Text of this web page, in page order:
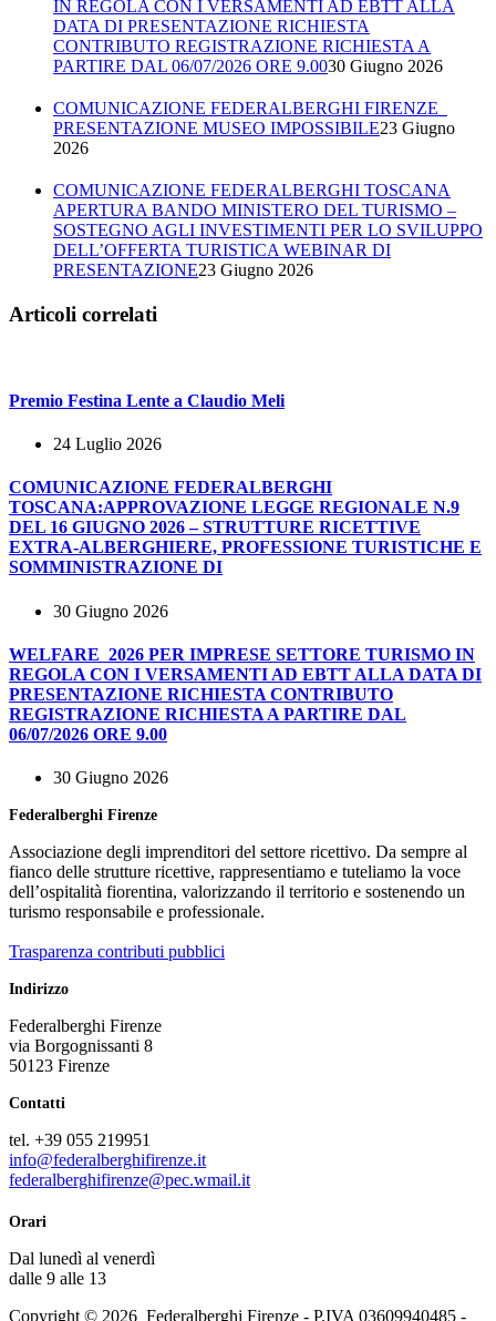
IN REGOLA CON I VERSAMENTI AD EBTT ALLA
DATA DI PRESENTAZIONE RICHIESTA
CONTRIBUTO REGISTRAZIONE RICHIESTA A
PARTIRE DAL 06/07/2026 ORE 9.0030 Giugno 2026
COMUNICAZIONE FEDERALBERGHI FIRENZE
PRESENTAZIONE MUSEO IMPOSSIBILE23 Giugno
2026
COMUNICAZIONE FEDERALBERGHI TOSCANA
APERTURA BANDO MINISTERO DEL TURISMO –
SOSTEGNO AGLI INVESTIMENTI PER LO SVILUPPO
DELL’OFFERTA TURISTICA WEBINAR DI
PRESENTAZIONE23 Giugno 2026
Articoli correlati
Premio Festina Lente a Claudio Meli
24 Luglio 2026
COMUNICAZIONE FEDERALBERGHI
TOSCANA:APPROVAZIONE LEGGE REGIONALE N.9
DEL 16 GIUGNO 2026 – STRUTTURE RICETTIVE
EXTRA-ALBERGHIERE, PROFESSIONE TURISTICHE E
SOMMINISTRAZIONE DI
30 Giugno 2026
WELFARE 2026 PER IMPRESE SETTORE TURISMO IN
REGOLA CON I VERSAMENTI AD EBTT ALLA DATA DI
PRESENTAZIONE RICHIESTA CONTRIBUTO
REGISTRAZIONE RICHIESTA A PARTIRE DAL
06/07/2026 ORE 9.00
30 Giugno 2026
Federalberghi Firenze
Associazione degli imprenditori del settore ricettivo. Da sempre al
fianco delle strutture ricettive, rappresentiamo e tuteliamo la voce
dell’ospitalità fiorentina, valorizzando il territorio e sostenendo un
turismo responsabile e professionale.
Trasparenza contributi pubblici
Indirizzo
Federalberghi Firenze
via Borgognissanti 8
50123 Firenze
Contatti
tel. +39 055 219951
info@federalberghifirenze.it
federalberghifirenze@pec.wmail.it
Orari
Dal lunedì al venerdì
dalle 9 alle 13
Copyright © 2026 Federalberghi Firenze - P.IVA 03609940485 -